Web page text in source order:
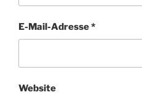
E-Mail-Adresse*
Website